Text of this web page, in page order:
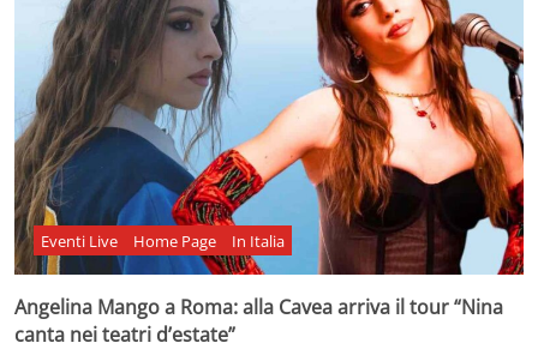
Eventi Live Home Page In Italia
Angelina Mango a Roma: alla Cavea arriva il tour “Nina
canta nei teatri d’estate”